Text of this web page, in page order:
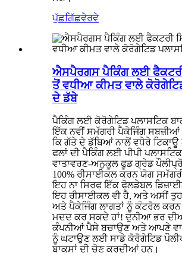
ਪੁੱਛਗਿੱਛਵੇਰਵੇ
ਐਸਪੈਰਗਸ ਪੈਕਿੰਗ ਲਈ
ਤੋਂ ਵਧੀਆ ਕੀਮਤ ਵਾਲੇ
ਦੇ ਡੱਬੇ
ਪੈਕਿੰਗ ਲਈ ਕੋਰੋਗੇਟਿਡ ਪਲਾਸਟਿਕ
ਇੱਕ ਨਵੀਂ ਸਮੱਗਰੀ ਪੈਕੇਜਿੰਗ ਸਬਜ਼ੀਆਂ
ਕਿ ਗੱਤੇ ਦੇ ਡੱਬਿਆਂ ਨਾਲੋਂ ਵਧੇਰੇ
ਫਲਾਂ ਦੀ ਪੈਕਿੰਗ ਲਈ ਪੀਪੀ
ਵਾਤਾਵਰਣ-ਅਨੁਕੂਲ ਫੂਡ ਗ੍ਰੇਡ
100% ਰੀਸਾਈਕਲ ਕਰਨ ਯੋਗ
ਇਹ ਨਾ ਸਿਰਫ ਇੱਕ ਫੋਲਡੇਬਲ
ਇਹ ਰੀਸਾਈਕਲ ਵੀ ਹੈ, ਅਤੇ ਅਸੀਂ
ਅਤੇ ਪੈਕੇਜਿੰਗ ਲਾਗਤਾਂ ਨੂੰ ਕੰਟਰੋਲ ਕਰਨ
ਮਦਦ ਕਰ ਸਕਦੇ ਹਾਂ! ਦੁਨੀਆ ਭਰ
ਕੰਪਨੀਆਂ ਪੈਸੇ ਬਚਾਉਣ ਅਤੇ ਆਪਣੇ
ਨੂੰ ਘਟਾਉਣ ਲਈ ਸਾਡੇ ਕੋਰੋਗੇਟਿਡ
ਬਾਕਸਾਂ ਦੀ ਚੋਣ ਕਰਦੀਆਂ ਹਨ।